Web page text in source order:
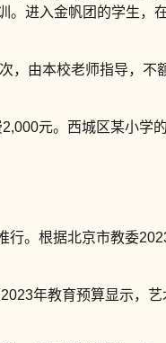
。进入金帆团的学生，
，由本校老师指导，不
元。西城区某小学
。根据北京市教委
年教育预算显示，艺